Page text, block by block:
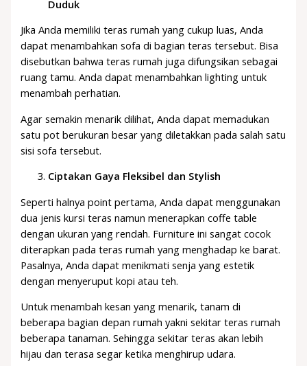
Duduk
Jika Anda memiliki teras rumah yang cukup luas, Anda
dapat menambahkan sofa di bagian teras tersebut. Bisa
disebutkan bahwa teras rumah juga difungsikan sebagai
ruang tamu. Anda dapat menambahkan lighting untuk
menambah perhatian.
Agar semakin menarik dilihat, Anda dapat memadukan
satu pot berukuran besar yang diletakkan pada salah satu
sisi sofa tersebut.
Ciptakan Gaya Fleksibel dan Stylish
Seperti halnya point pertama, Anda dapat menggunakan
dua jenis kursi teras namun menerapkan coffe table
dengan ukuran yang rendah. Furniture ini sangat cocok
diterapkan pada teras rumah yang menghadap ke barat.
Pasalnya, Anda dapat menikmati senja yang estetik
dengan menyeruput kopi atau teh.
Untuk menambah kesan yang menarik, tanam di
beberapa bagian depan rumah yakni sekitar teras rumah
beberapa tanaman. Sehingga sekitar teras akan lebih
hijau dan terasa segar ketika menghirup udara.